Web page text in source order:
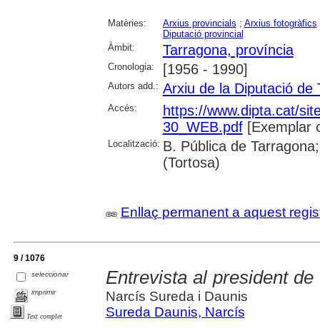
Matèries: Arxius provincials ; Arxius fotogràfics
Diputació provincial
Àmbit:
Tarragona, província
Cronologia: [1956 - 1990]
Autors add.: Arxiu de la Diputació de
Accés:
https://www.dipta.cat/
30_WEB.pdf[Exemplar
Localització: B. Pública de
(Tortosa)
Enllaç permanent a aquest
9 / 1076
seleccionar
imprimir
Text complet
Entrevista al president
Narcís Sureda i Daunis
Sureda Daunis, Narcís